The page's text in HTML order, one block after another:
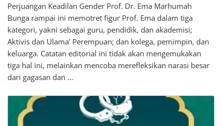
Perjuangan Keadilan Gender Prof. Dr. Ema Marhumah
Bunga rampai ini memotret figur Prof. Ema dalam tiga
kategori, yakni sebagai guru, pendidik, dan akademisi;
Aktivis dan Ulama’ Perempuan; dan kolega, pemimpin, dan
keluarga. Catatan editorial ini tidak akan mengemukakan
tiga hal ini, melainkan mencoba merefleksikan narasi besar
dari gagasan dan …